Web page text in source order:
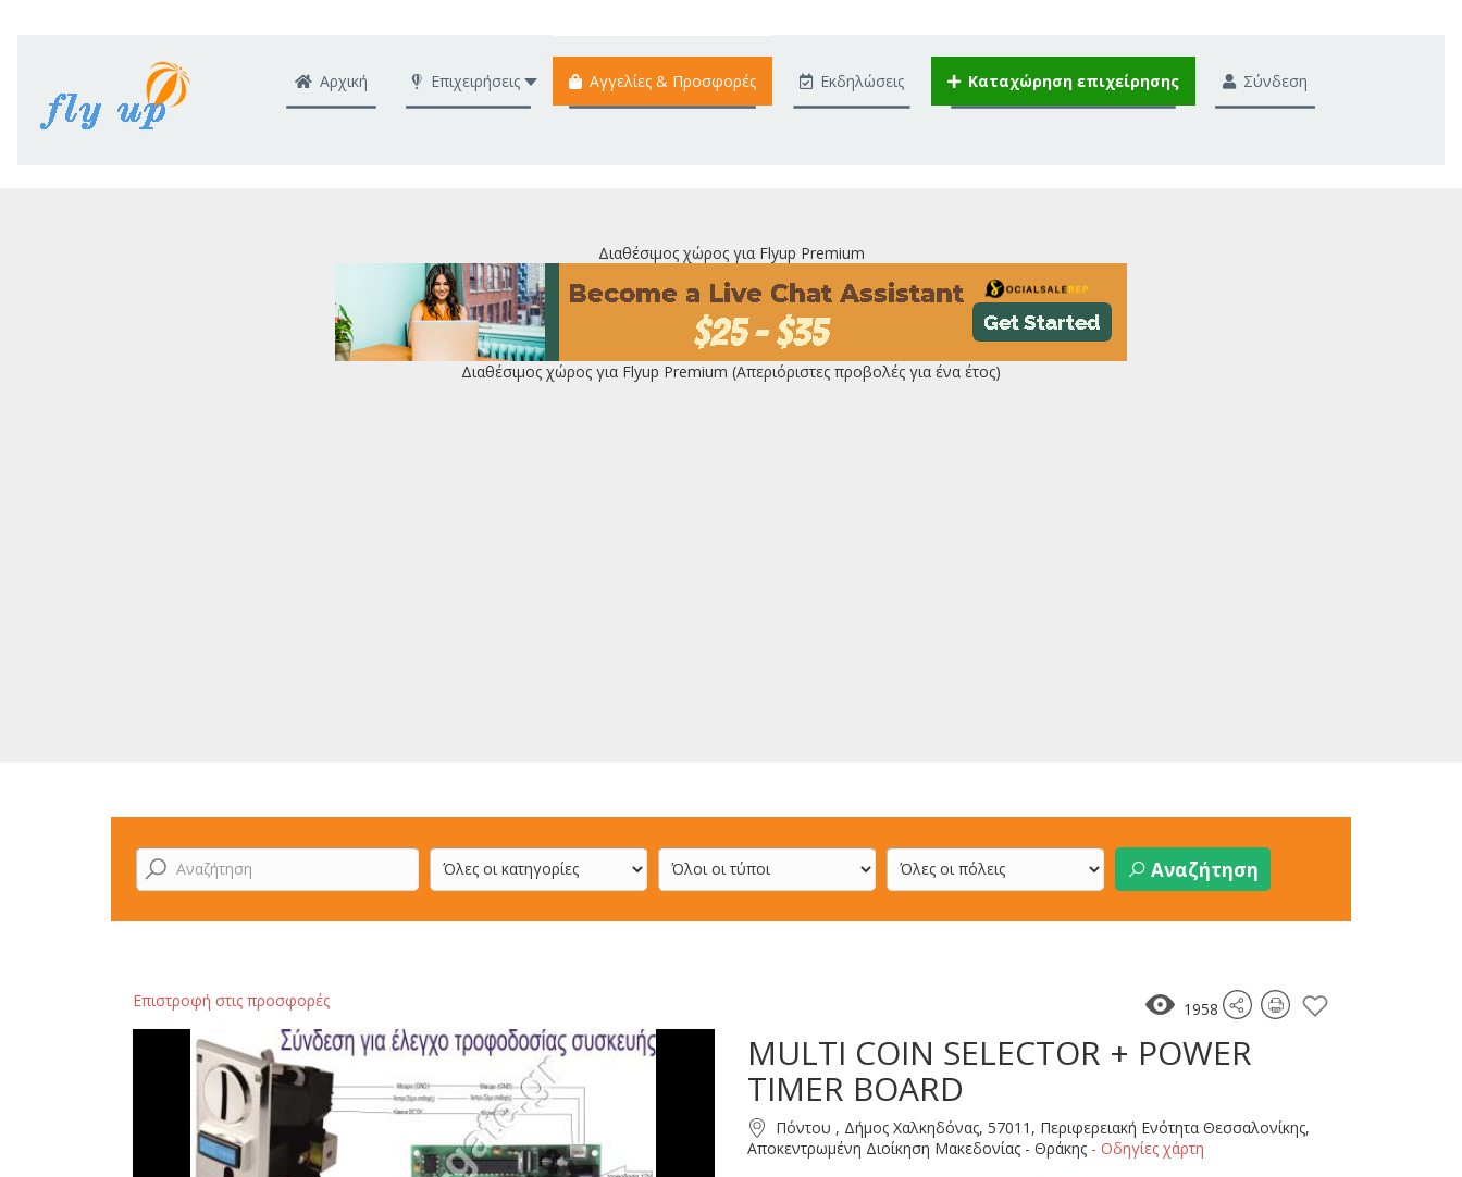
Αρχική Επιχειρήσεις Αγγελίες & Προσφορές Εκδηλώσεις Καταχώρηση επιχείρησης Σύνδεση
Διαθέσιμος χώρος για Flyup Premium
Διαθέσιμος χώρος για Flyup Premium (Απεριόριστες προβολές για ένα έτος)
Αναζήτηση
Επιστροφή στις προσφορές 1958
MULTI COIN SELECTOR + POWER
TIMER BOARD
Πόντου , Δήμος Χαλκηδόνας, 57011, Περιφερειακή Ενότητα Θεσσαλονίκης,
Αποκεντρωμένη Διοίκηση Μακεδονίας - Θράκης - Οδηγίες χάρτη